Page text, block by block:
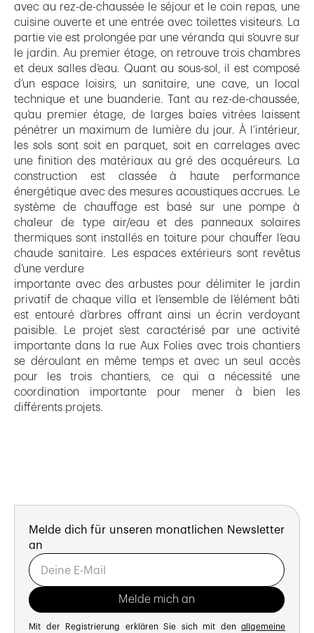
avec au rez-de-chaussée le séjour et le coin repas, une
cuisine ouverte et une entrée avec toilettes visiteurs. La
partie vie est prolongée par une véranda qui s’ouvre sur
le jardin. Au premier étage, on retrouve trois chambres
et deux salles d’eau. Quant au sous-sol, il est composé
d’un espace loisirs, un sanitaire, une cave, un local
technique et une buanderie. Tant au rez-de-chaussée,
qu’au premier étage, de larges baies vitrées laissent
pénétrer un maximum de lumière du jour. À l’intérieur,
les sols sont soit en parquet, soit en carrelages avec
une finition des matériaux au gré des acquéreurs. La
construction est classée à haute performance
énergétique avec des mesures acoustiques accrues. Le
système de chauffage est basé sur une pompe à
chaleur de type air/eau et des panneaux solaires
thermiques sont installés en toiture pour chauffer l’eau
chaude sanitaire. Les espaces extérieurs sont revêtus
d’une verdure
importante avec des arbustes pour délimiter le jardin
privatif de chaque villa et l’ensemble de l’élément bâti
est entouré d’arbres offrant ainsi un écrin verdoyant
paisible. Le projet s’est caractérisé par une activité
importante dans la rue Aux Folies avec trois chantiers
se déroulant en même temps et avec un seul accès
pour les trois chantiers, ce qui a nécessité une
coordination importante pour mener à bien les
différents projets.
Melde dich für unseren monatlichen Newsletter
an
Mit der Registrierung erklären Sie sich mit den allgemeine